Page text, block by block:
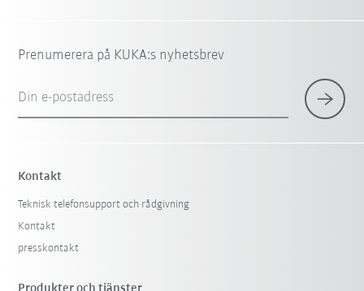
Prenumerera på KUKA:s nyhetsbrev
Din e-postadress
Kontakt
Teknisk telefonsupport och rådgivning
Kontakt
presskontakt
Produkter och tjänster